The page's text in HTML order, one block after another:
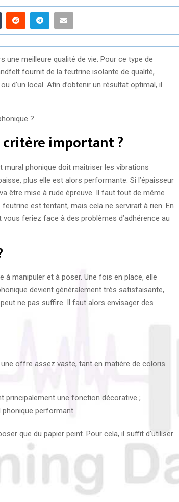
une meilleure qualité de vie. Pour ce type de
fournit de la feutrine isolante de qualité,
d’un local. Afin d’obtenir un résultat optimal, il
critère important ?
phonique doit maîtriser les vibrations
plus elle est alors performante. Si l’épaisseur
être mise à rude épreuve. Il faut tout de même
est tentant, mais cela ne servirait à rien. En
feriez face à des problèmes d’adhérence au
manipuler et à poser. Une fois en place, elle
devient généralement très satisfaisante,
ne pas suffire. Il faut alors envisager des
offre assez vaste, tant en matière de coloris
principalement une fonction décorative ;
performant.
que du papier peint. Pour cela, il suffit d’utiliser